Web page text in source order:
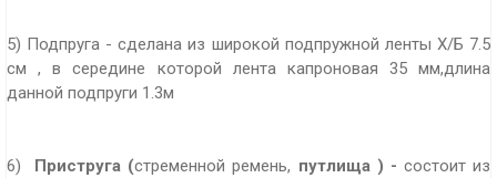
5) Подпруга - сделана из широкой подпружной ленты Х/Б 7.5
см , в середине которой лента капроновая 35 мм,длина
данной подпруги 1.3м
6) Приструга (стременной ремень, путлища ) - состоит из